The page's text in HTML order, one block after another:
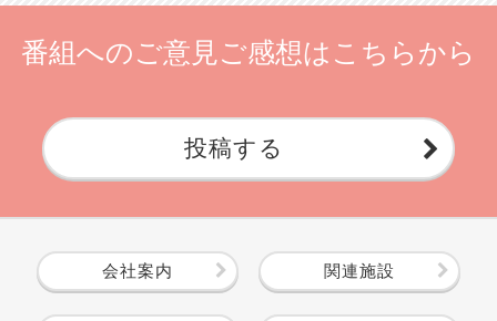
番組へのご意見ご感想はこちらから
投稿する
会社案内 関連施設